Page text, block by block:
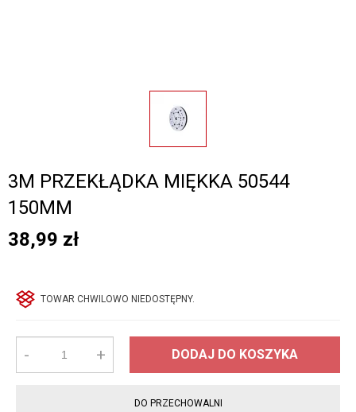
3M PRZEKŁĄDKA MIĘKKA 50544
150MM
38,99 zł
TOWAR CHWILOWO NIEDOSTĘPNY.
- + DODAJ DO KOSZYKA
DO PRZECHOWALNI